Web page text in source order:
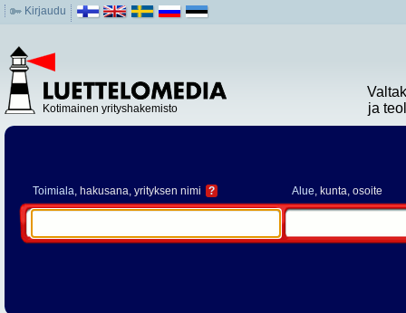
Kirjaudu
Kotimainen yrityshakemisto
ja
Toimiala, hakusana, yrityksen nimi ? Alue, kunta, osoite